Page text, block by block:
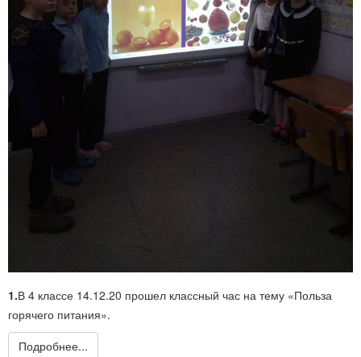
1.В 4 классе 14.12.20 прошел классный час на тему «Польза
горячего питания».
Подробнее...